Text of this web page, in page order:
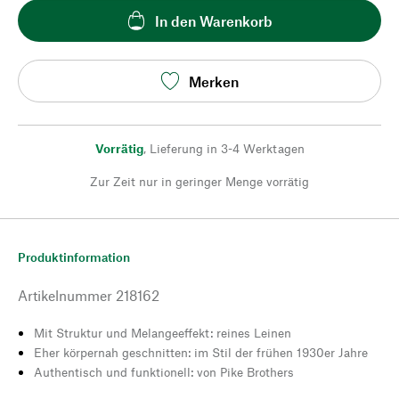
In den Warenkorb
Merken
Vorrätig, Lieferung in 3-4 Werktagen
Zur Zeit nur in geringer Menge vorrätig
Produktinformation
Artikelnummer 218162
Mit Struktur und Melangeeffekt: reines Leinen
Eher körpernah geschnitten: im Stil der frühen 1930er Jahre
Authentisch und funktionell: von Pike Brothers